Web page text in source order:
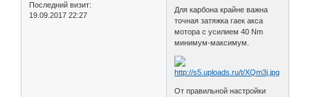
Последний визит:
19.09.2017 22:27
Для карбона крайне важна
точная затяжка гаек акса
мотора с усилием 40 Nm
минимум-максимум.
От правильной настройки